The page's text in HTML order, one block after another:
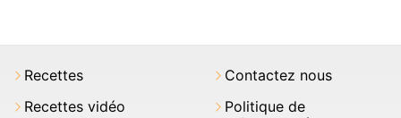
Recettes
Recettes vidéo
Contactez nous
Politique de